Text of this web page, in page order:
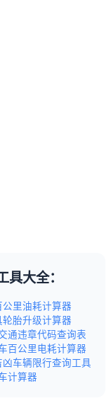
具大全：
公里油耗计算器
轮胎升级计算器
通违章代码查询表
百公里电耗计算器
凶车辆限行查询工具
计算器